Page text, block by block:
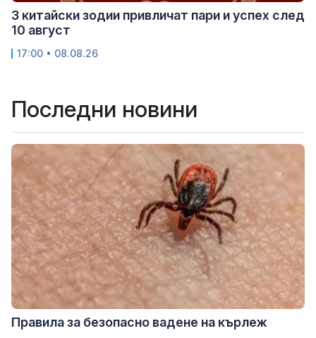
3 китайски зодии привличат пари и успех след
10 август
17:00 • 08.08.26
Последни новини
Правила за безопасно вадене на кърлеж